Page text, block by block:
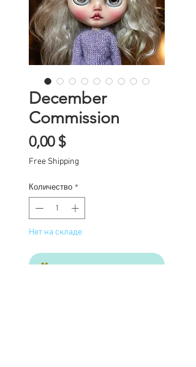
December
Commission
0,00 $Цена
Free Shipping
Количество *
Нет на складе
Уведомить о появлении